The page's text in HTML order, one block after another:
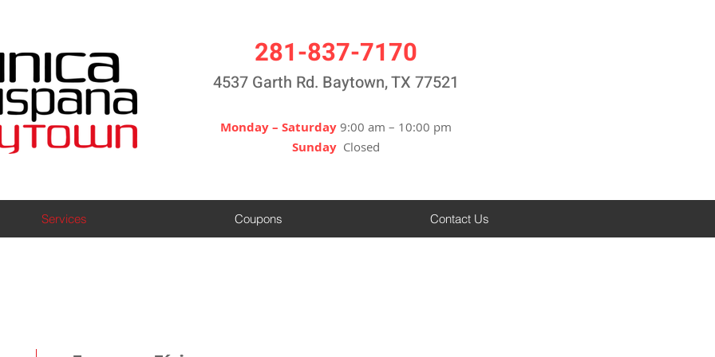
281-837-7170
4537 Garth Rd. Baytown, TX 77521
Monday – Saturday 9:00 am – 10:00 pm
SundayClosed
Services Coupons Contact Us